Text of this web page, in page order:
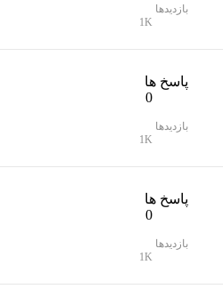
بازدیدها
1K
پاسخ ها
0
بازدیدها
1K
پاسخ ها
0
بازدیدها
1K